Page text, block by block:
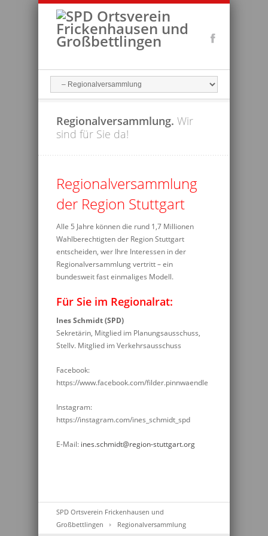
Regionalversammlung. Wir
sind für Sie da!
Regionalversammlung
der Region Stuttgart
Alle 5 Jahre können die rund 1,7 Millionen
Wahlberechtigten der Region Stuttgart
entscheiden, wer Ihre Interessen in der
Regionalversammlung vertritt – ein
bundesweit fast einmaliges Modell.
Für Sie im Regionalrat:
Ines Schmidt (SPD)
Sekretärin, Mitglied im Planungsausschuss,
Stellv. Mitglied im Verkehrsausschuss
Facebook:
https://www.facebook.com/filder.pinnwaendle
Instagram:
https://instagram.com/ines_schmidt_spd
E-Mail: ines.schmidt@region-stuttgart.org
SPD Ortsverein Frickenhausen und
Großbettlingen
Regionalversammlung